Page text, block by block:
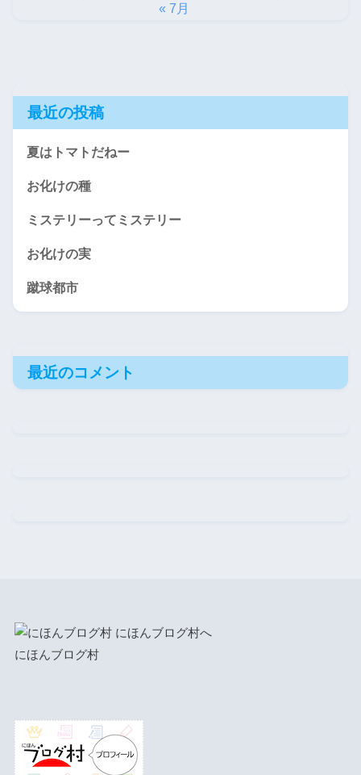
« 7月
最近の投稿
夏はトマトだねー
お化けの種
ミステリーってミステリー
お化けの実
蹴球都市
最近のコメント
にほんブログ村